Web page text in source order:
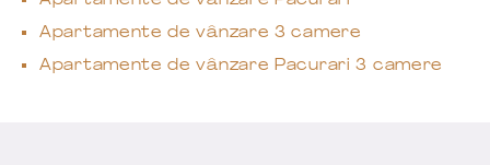
Apartamente de vânzare 3 camere
Apartamente de vânzare Pacurari 3 camere